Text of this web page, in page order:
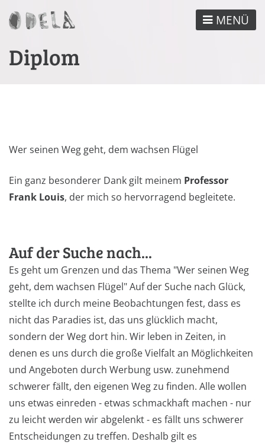
zum
MENÜ
Diplom
Wer seinen Weg geht, dem wachsen Flügel
Ein ganz besonderer Dank gilt meinem Professor
Frank Louis, der mich so hervorragend begleitete.
Auf der Suche nach...
Es geht um Grenzen und das Thema "Wer seinen Weg
geht, dem wachsen Flügel" Auf der Suche nach Glück,
stellte ich durch meine Beobachtungen fest, dass es
nicht das Paradies ist, das uns glücklich macht,
sondern der Weg dort hin. Wir leben in Zeiten, in
denen es uns durch die große Vielfalt an Möglichkeiten
und Angeboten durch Werbung usw. zunehmend
schwerer fällt, den eigenen Weg zu finden. Alle wollen
uns etwas einreden - etwas schmackhaft machen - nur
zu leicht werden wir abgelenkt - es fällt uns schwerer
Entscheidungen zu treffen. Deshalb gilt es